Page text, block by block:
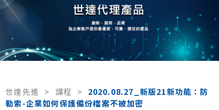
世達先進 > 課程 > 2020.08.27_新版21新功能：防
勒索-企業如何保護備份檔案不被加密